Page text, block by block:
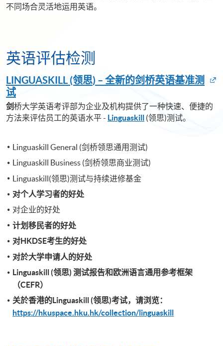
不同场合灵活地运用英语。
英语评估检测
LINGUASKILL (领思) – 全新的剑桥英语基准测
试
剑桥大学英语考评部为企业及机构提供了一种快速、便捷的
方法来评估员工的英语水平 - Linguaskill (领思)测试。
Linguaskill General (剑桥领思通用测试)
Linguaskill Business (剑桥领思商业测试)
Linguaskill(领思)测试与持续进修基金
对个人学习者的好处
对企业的好处
计划移民者的好处
对HKDSE考生的好处
对於大学申请人的好处
Linguaskill (领思) 测试报告和欧洲语言通用参考框架
（CEFR）
关於香港的Linguaskill (领思)考试，请浏览：
https://hkuspace.hku.hk/collection/linguaskill